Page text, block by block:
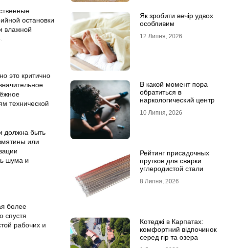
остановки
влажной
это критично
технической
должна быть
или
шума и
более
спустя
рабочих и
Як зробити вечір удвох
особливим
12 Липня, 2026
В какой момент пора
обратиться в
наркологический центр
10 Липня, 2026
Рейтинг присадочных
прутков для сварки
углеродистой стали
8 Липня, 2026
Котеджі в Карпатах:
комфортний відпочинок
серед гір та озера